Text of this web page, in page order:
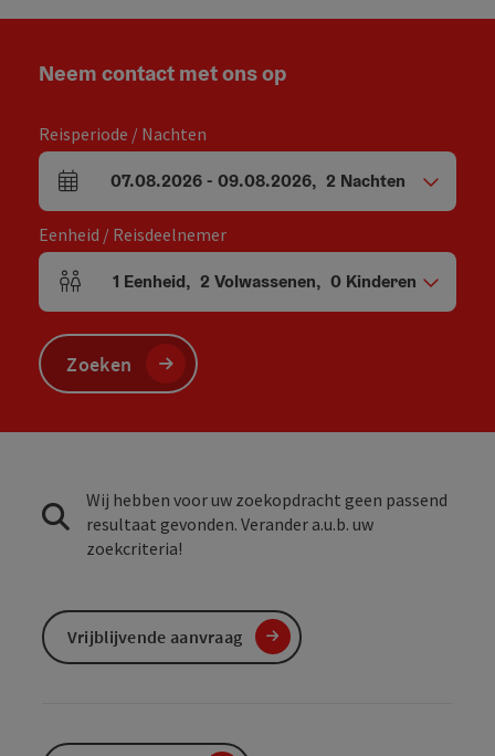
Neem contact met ons op
Reisperiode / Nachten
Velden voor aankomst en vertrek
07.08.2026- 09.08.2026, 2 Nachten
Eenheid / Reisdeelnemer
Aantal eenheden en persoonsvelden
1 Eenheid, 2 Volwassenen, 0 Kinderen
Zoeken
Wij hebben voor uw zoekopdracht geen passend
resultaat gevonden. Verander a.u.b. uw
zoekcriteria!
Vrijblijvende aanvraag